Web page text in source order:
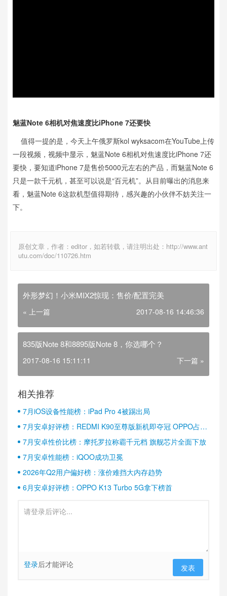
魅蓝Note 6相机对焦速度比iPhone 7还要快
值得一提的是，今天上午俄罗斯kol wyksacom在YouTube上传
一段视频，视频中显示，魅蓝Note 6相机对焦速度比iPhone 7还
要快，要知道iPhone 7是售价5000元左右的产品，而魅蓝Note 6
只是一款千元机，甚至可以说是“百元机”。从目前曝出的消息来
看，魅蓝Note 6这款机型值得期待，感兴趣的小伙伴不妨关注一
下。
原创文章，作者：editor，如若转载，请注明出处：http://www.ant
utu.com/doc/110726.htm
外形梦幻！小米MIX2惊现：售价/配置完美
« 上一篇 2017-08-16 14:46:36
835版Note 8和8895版Note 8，你选哪个？
2017-08-16 15:11:11 下一篇 »
相关推荐
7月iOS设备性能榜：iPad Pro 4被踢出局
7月安卓好评榜：REDMI K90至尊版新机即夺冠 OPPO占据
半壁江山
7月安卓性价比榜：摩托罗拉称霸千元档 旗舰芯片全面下放
7月安卓性能榜：iQOO成功卫冕
2026年Q2用户偏好榜：涨价难挡大内存趋势
6月安卓好评榜：OPPO K13 Turbo 5G拿下榜首
登录后才能评论 发表